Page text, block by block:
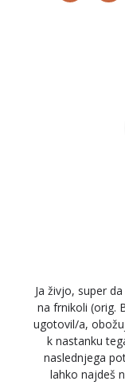
Ja živjo, super
na frnikoli (orig.
ugotovil/a,
k nastanku
naslednjega
lahko najdeš